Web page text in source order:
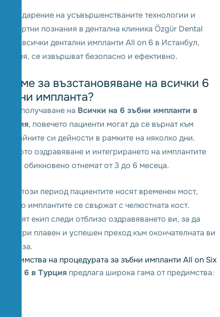
Благодарение на усъвършенстваните технологии и
експертни познания в дентална клиника Özgür Dental
Clinic всички дентални импланти All on 6 в Истанбул,
Турция, се извършват безопасно и ефективно.
Време за възстановяване на всички 6
зъбни импланта?
След получаване на Всички на 6 зъбни импланти в
Турция, повечето пациенти могат да се върнат към
обичайните си дейности в рамките на няколко дни.
Пълното оздравяване и интегрирането на имплантите
обаче обикновено отнемат от 3 до 6 месеца.
През този период пациентите носят временен мост,
докато имплантите се свържат с челюстната кост.
Нашият екип следи отблизо оздравяването ви, за да
осигури плавен и успешен преход към окончателната ви
протеза.
имства на процедурата за зъбни импланти All on Six
All on 6 в Турция предлага широка гама от предимства: